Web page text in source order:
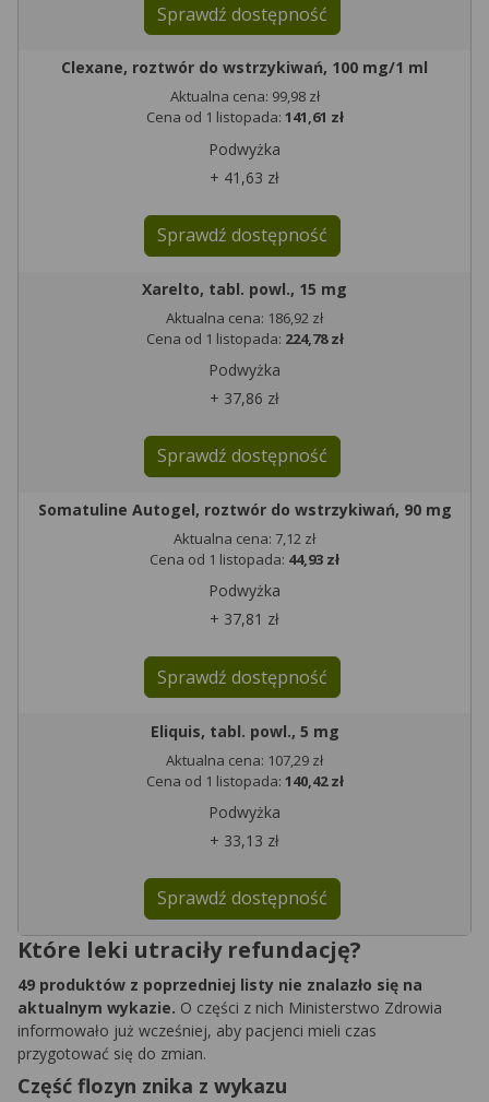
Sprawdź dostępność
Clexane, roztwór do wstrzykiwań, 100 mg/1 ml
Aktualna cena: 99,98 zł
Cena od 1 listopada: 141,61 zł
Podwyżka
+ 41,63 zł
Sprawdź dostępność
Xarelto, tabl. powl., 15 mg
Aktualna cena: 186,92 zł
Cena od 1 listopada: 224,78 zł
Podwyżka
+ 37,86 zł
Sprawdź dostępność
Somatuline Autogel, roztwór do wstrzykiwań, 90 mg
Aktualna cena: 7,12 zł
Cena od 1 listopada: 44,93 zł
Podwyżka
+ 37,81 zł
Sprawdź dostępność
Eliquis, tabl. powl., 5 mg
Aktualna cena: 107,29 zł
Cena od 1 listopada: 140,42 zł
Podwyżka
+ 33,13 zł
Sprawdź dostępność
Które leki utraciły refundację?
49 produktów z poprzedniej listy nie znalazło się na
aktualnym wykazie. O części z nich Ministerstwo Zdrowia
informowało już wcześniej, aby pacjenci mieli czas
przygotować się do zmian.
Część flozyn znika z wykazu